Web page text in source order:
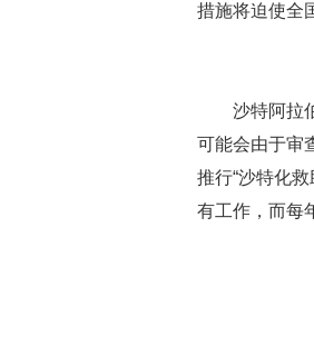
措施将迫使全
沙特阿拉
可能会由于审
推行“沙特化
有工作，而每